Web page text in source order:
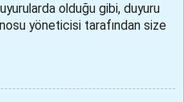
olduğu gibi, duyuru
yöneticisi tarafından size